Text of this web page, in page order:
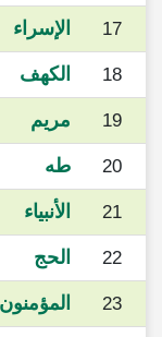
17 الإسراء
18 الكهف
19 مريم
20 طه
21 الأنبياء
22 الحج
23 المؤمنون